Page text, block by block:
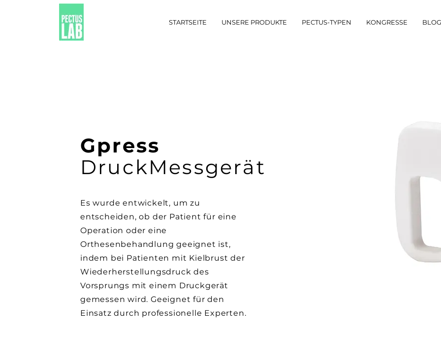
STARTSEITE UNSERE PRODUKTE PECTUS-TYPEN KONGRESSE BLOG
Gpress
DruckMessgerät
Es wurde entwickelt, um zu
entscheiden, ob der Patient für eine
Operation oder eine
Orthesenbehandlung geeignet ist,
indem bei Patienten mit Kielbrust der
Wiederherstellungsdruck des
Vorsprungs mit einem Druckgerät
gemessen wird. Geeignet für den
Einsatz durch professionelle Experten.